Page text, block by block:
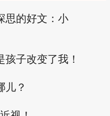
思的好文：小
子改变了我！
儿？